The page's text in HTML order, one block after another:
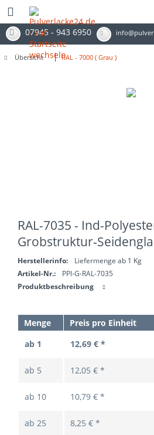
07945 - 943 6950
Übersicht RAL - 7000 ( Grau )
RAL-7035 - Ind-
Grobstruktur-
Herstellerinfo:
Liefermenge ab 1 Kg
Artikel-Nr.:
PPI-G-RAL-7035
Produktbeschreibung
Menge Preis pro Einheit
ab 1
12,69 € *
ab 5 12,05 € *
ab 10 10,79 € *
ab 25 8,25 € *